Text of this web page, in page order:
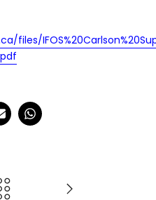
files/